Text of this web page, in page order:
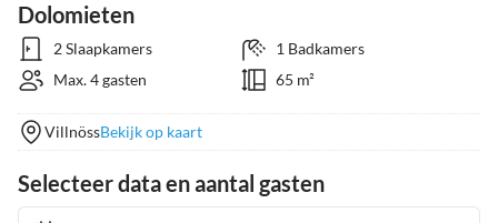
Dolomieten
2 Slaapkamers
1 Badkamers
Max. 4 gasten
65 m²
VillnössBekijk op kaart
Selecteer data en aantal gasten